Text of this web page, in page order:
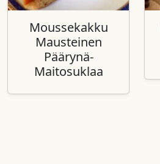
Moussekakku
Mausteinen
Päärynä-
Maitosuklaa